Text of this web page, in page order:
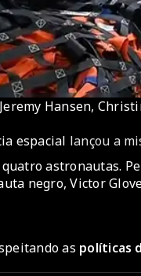
Hansen,
espacial lançou a
astronautas.
negro, Victor
as políticas